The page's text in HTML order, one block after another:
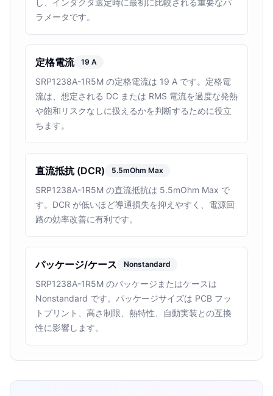
し、インダクタ選定時に最初に比較される重要なパ
ラメータです。
定格電流 19 A
SRP1238A-1R5M の定格電流は 19 A です。定格電
流は、想定される DC または RMS 電流を過度な発熱
や飽和リスクなしに扱えるかを判断するために役立
ちます。
直流抵抗 (DCR) 5.5mOhm Max
SRP1238A-1R5M の直流抵抗は 5.5mOhm Max で
す。DCR が低いほど導通損失を抑えやすく、電源回
路の効率改善に有利です。
パッケージ/ケース Nonstandard
SRP1238A-1R5M のパッケージまたはケースは
Nonstandard です。パッケージサイズは PCB フッ
トプリント、高さ制限、熱特性、自動実装との互換
性に影響します。